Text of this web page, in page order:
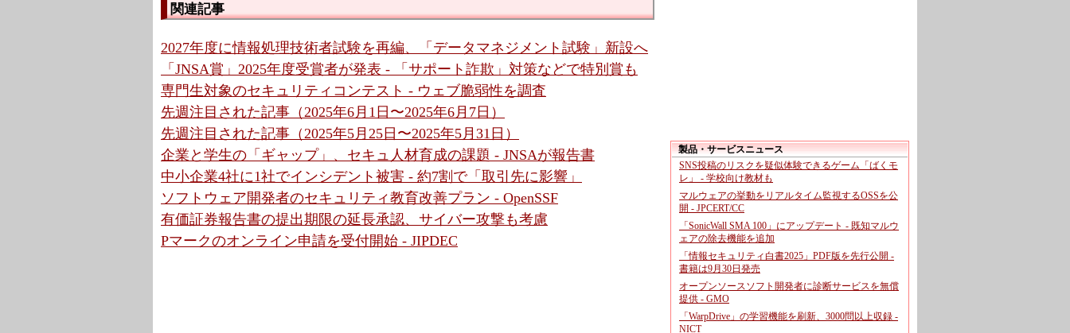
関連記事
2027年度に情報処理技術者試験を再編、「データマネジメント試験」新設へ
「JNSA賞」2025年度受賞者が発表 - 「サポート詐欺」対策などで特別賞も
専門生対象のセキュリティコンテスト - ウェブ脆弱性を調査
先週注目された記事（2025年6月1日〜2025年6月7日）
先週注目された記事（2025年5月25日〜2025年5月31日）
企業と学生の「ギャップ」、セキュ人材育成の課題 - JNSAが報告書
中小企業4社に1社でインシデント被害 - 約7割で「取引先に影響」
ソフトウェア開発者のセキュリティ教育改善プラン - OpenSSF
有価証券報告書の提出期限の延長承認、サイバー攻撃も考慮
Pマークのオンライン申請を受付開始 - JIPDEC
製品・サービスニュース
SNS投稿のリスクを疑似体験できるゲーム「ばくモ
レ」 - 学校向け教材も
マルウェアの挙動をリアルタイム監視するOSSを公
開 - JPCERT/CC
「SonicWall SMA 100」にアップデート - 既知マルウ
ェアの除去機能を追加
「情報セキュリティ白書2025」PDF版を先行公開 -
書籍は9月30日発売
オープンソースソフト開発者に診断サービスを無償
提供 - GMO
「WarpDrive」の学習機能を刷新、3000問以上収録 -
NICT